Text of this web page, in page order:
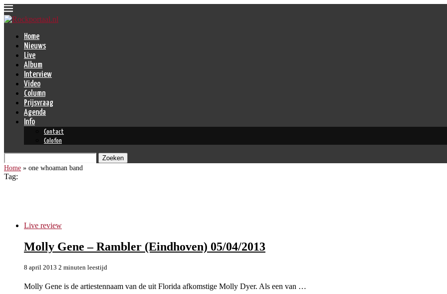
Home
Nieuws
Live
Album
Interview
Video
Column
Prijsvraag
Agenda
Info
Contact
Colofon
Zoeken
Home » one whoaman band
Tag:
Live review
Molly Gene – Rambler (Eindhoven) 05/04/2013
8 april 2013 2 minuten leestijd
Molly Gene is de artiestennaam van de uit Florida afkomstige Molly Dyer. Als een van …